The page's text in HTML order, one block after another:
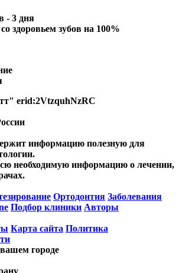
- 3 дня
здоровьем зубов на 100%
erid:2VtzquhNzRC
информацию полезную для
необходимую информацию о лечении,
Ортодонтия Заболевания
Подбор клиники Авторы
Карта сайта Политика
городе